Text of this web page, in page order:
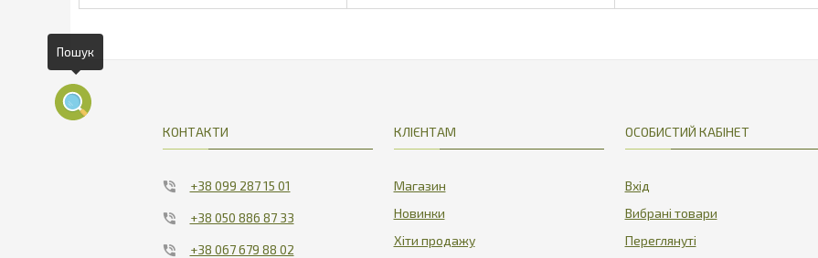
КОНТАКТИ
+38 099 287 15 01
+38 050 886 87 33
+38 067 679 88 02
КЛІЄНТАМ
Магазин
Новинки
Хіти продажу
ОСОБИСТИЙ КАБІНЕТ
Вхід
Вибрані товари
Переглянуті